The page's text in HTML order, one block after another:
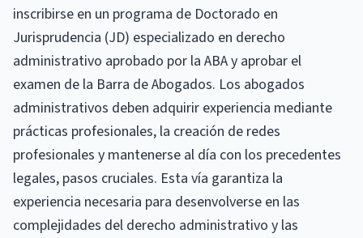
inscribirse en un programa de Doctorado en
Jurisprudencia (JD) especializado en derecho
administrativo aprobado por la ABA y aprobar el
examen de la Barra de Abogados. Los abogados
administrativos deben adquirir experiencia mediante
prácticas profesionales, la creación de redes
profesionales y mantenerse al día con los precedentes
legales, pasos cruciales. Esta vía garantiza la
experiencia necesaria para desenvolverse en las
complejidades del derecho administrativo y las